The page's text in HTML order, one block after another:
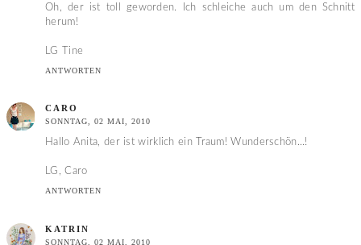
Oh, der ist toll geworden. Ich schleiche auch um den Schnitt
herum!
LG Tine
ANTWORTEN
CARO
SONNTAG, 02 MAI, 2010
Hallo Anita, der ist wirklich ein Traum! Wunderschön...!
LG, Caro
ANTWORTEN
KATRIN
SONNTAG, 02 MAI, 2010